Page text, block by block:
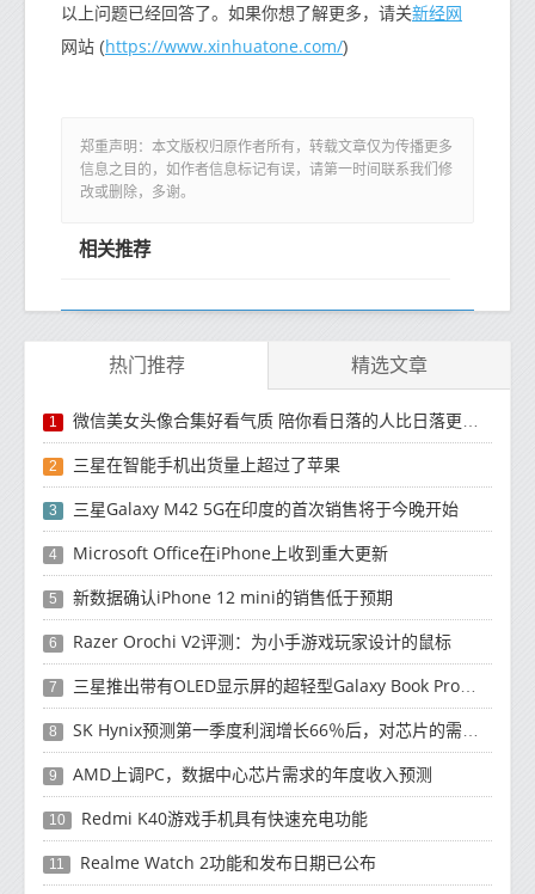
以上问题已经回答了。如果你想了解更多，请关新经网
网站 (https://www.xinhuatone.com/)
郑重声明：本文版权归原作者所有，转载文章仅为传播更多
信息之目的，如作者信息标记有误，请第一时间联系我们修
改或删除，多谢。
相关推荐
热门推荐 精选文章
1 微信美女头像合集好看气质 陪你看日落的人比日落更浪漫
2 三星在智能手机出货量上超过了苹果
3 三星Galaxy M42 5G在印度的首次销售将于今晚开始
4 Microsoft Office在iPhone上收到重大更新
5 新数据确认iPhone 12 mini的销售低于预期
6 Razer Orochi V2评测：为小手游戏玩家设计的鼠标
7 三星推出带有OLED显示屏的超轻型Galaxy Book Pro和Galaxy Book Pro 360笔记本电脑
8 SK Hynix预测第一季度利润增长66％后，对芯片的需求将增强
9 AMD上调PC，数据中心芯片需求的年度收入预测
10 Redmi K40游戏手机具有快速充电功能
11 Realme Watch 2功能和发布日期已公布